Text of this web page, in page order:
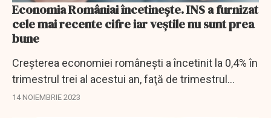
Economia Româniai încetinește. INS a furnizat
cele mai recente cifre iar veștile nu sunt prea
bune
Creşterea economiei româneşti a încetinit la 0,4% în
trimestrul trei al acestui an, faţă de trimestrul
precedent, după un avans de 1,3% în trimestrul doi
14 NOIEMBRIE 2023